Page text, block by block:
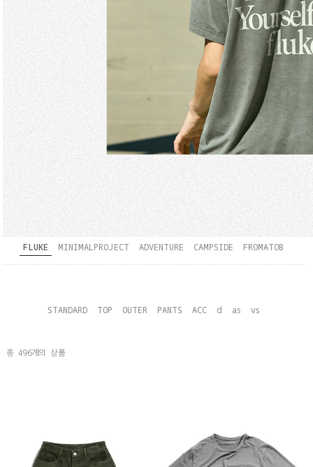
FLUKE MINIMALPROJECT ADVENTURE CAMPSIDE FROMATOB
STANDARD TOP OUTER PANTS ACC d as vs
총 496개의 상품